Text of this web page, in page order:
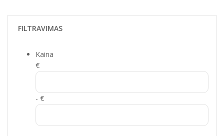
FILTRAVIMAS
Kaina
€
- €